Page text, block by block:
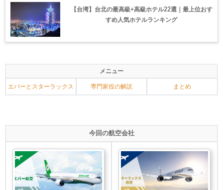
【台湾】台北の最高級+高級ホテル22選｜最上位おす
すめ人気ホテルランキング
メニュー
エバーとスターラックス 専門家役の解説 まとめ
今回の航空会社